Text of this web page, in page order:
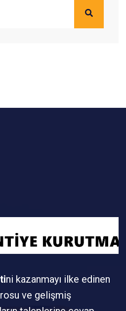
ni kazanmayı ilke edinen
ve gelişmiş